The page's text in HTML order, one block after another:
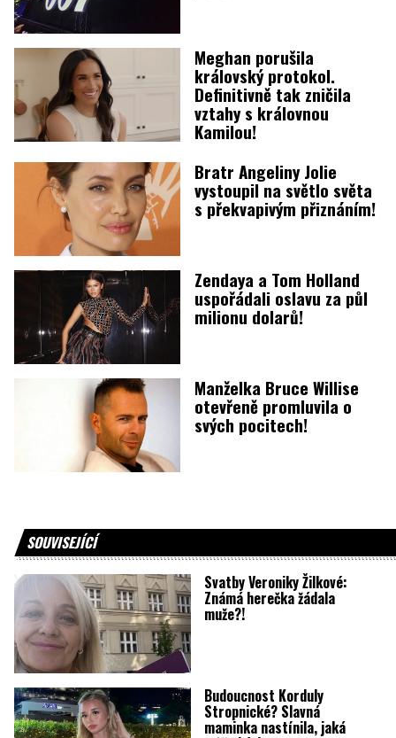
Meghan porušila
královský protokol.
Definitivně tak zničila
vztahy s královnou
Kamilou!
Bratr Angeliny Jolie
vystoupil na světlo světa
s překvapivým přiznáním!
Zendaya a Tom Holland
uspořádali oslavu za půl
milionu dolarů!
Manželka Bruce Willise
otevřeně promluvila o
svých pocitech!
SOUVISEJÍCÍ
Svatby Veroniky Žilkové:
Známá herečka žádala
muže?!
Budoucnost Korduly
Stropnické? Slavná
maminka nastínila, jaká